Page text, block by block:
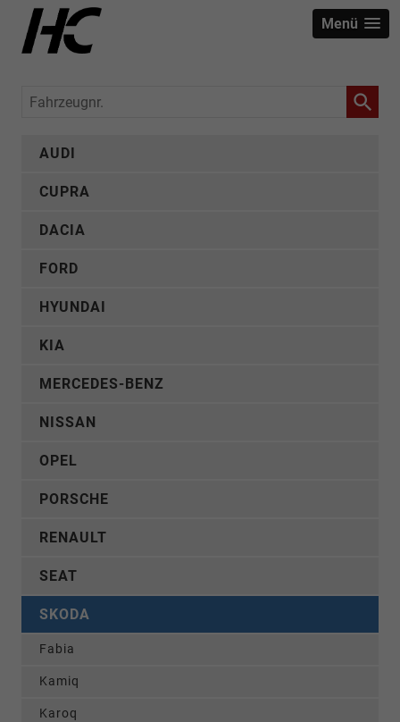
Menü
Fahrzeugnr.
AUDI
CUPRA
DACIA
FORD
HYUNDAI
KIA
MERCEDES-BENZ
NISSAN
OPEL
PORSCHE
RENAULT
SEAT
SKODA
Fabia
Kamiq
Karoq